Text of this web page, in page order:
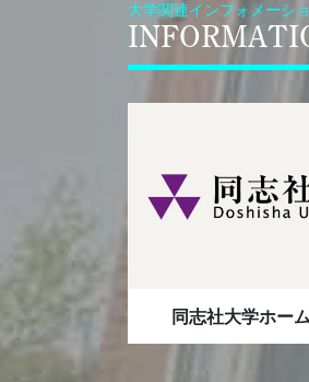
大学関連インフォメーシ
同志社大学ホー